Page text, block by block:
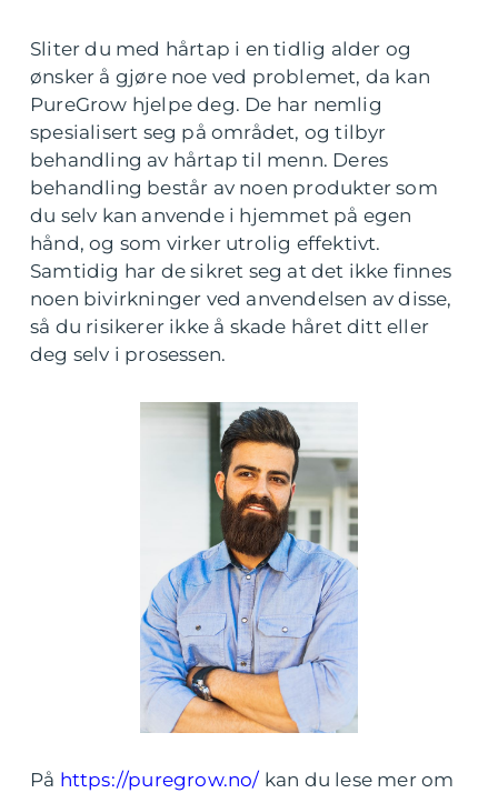
Sliter du med hårtap i en tidlig alder og
ønsker å gjøre noe ved problemet, da kan
PureGrow hjelpe deg. De har nemlig
spesialisert seg på området, og tilbyr
behandling av hårtap til menn. Deres
behandling består av noen produkter som
du selv kan anvende i hjemmet på egen
hånd, og som virker utrolig effektivt.
Samtidig har de sikret seg at det ikke finnes
noen bivirkninger ved anvendelsen av disse,
så du risikerer ikke å skade håret ditt eller
deg selv i prosessen.
På https://puregrow.no/ kan du lese mer om